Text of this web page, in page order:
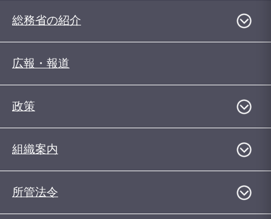
総務省の紹介
広報・報道
政策
組織案内
所管法令